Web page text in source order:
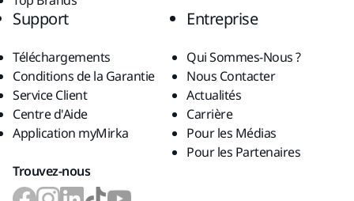
Support
Téléchargements
Conditions de la Garantie
Service Client
Centre d'Aide
Application myMirka
Entreprise
Qui Sommes-Nous ?
Nous Contacter
Actualités
Carrière
Pour les Médias
Pour les Partenaires
Trouvez-nous